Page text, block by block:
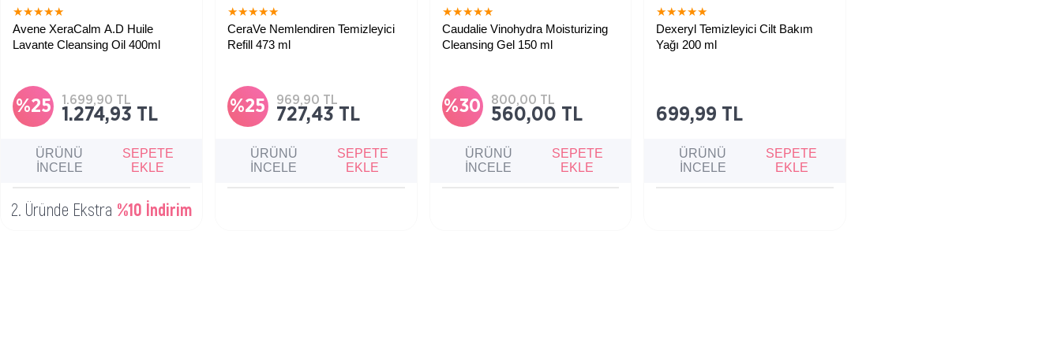
★★★★★
Avene XeraCalm A.D Huile
Lavante Cleansing Oil 400ml
%25 1.274,93 TL
1.699,90 TL
2. Üründe Ekstra %10 İndirim
ÜRÜNÜ
İNCELE
SEPETE
EKLE
★★★★★
CeraVe Nemlendiren Temizleyici
Refill 473 ml
%25 727,43 TL
969,90 TL
ÜRÜNÜ
İNCELE
SEPETE
EKLE
★★★★★
Caudalie Vinohydra Moisturizing
Cleansing Gel 150 ml
yatıştırır ve makyajı tek adımda
arındırır.
%30 560,00 TL
800,00 TL
ÜRÜNÜ
İNCELE
SEPETE
EKLE
★★★★★
Dexeryl Temizleyici Cilt Bakım
Yağı 200 ml
699,99 TL
ÜRÜNÜ
İNCELE
SEPETE
EKLE